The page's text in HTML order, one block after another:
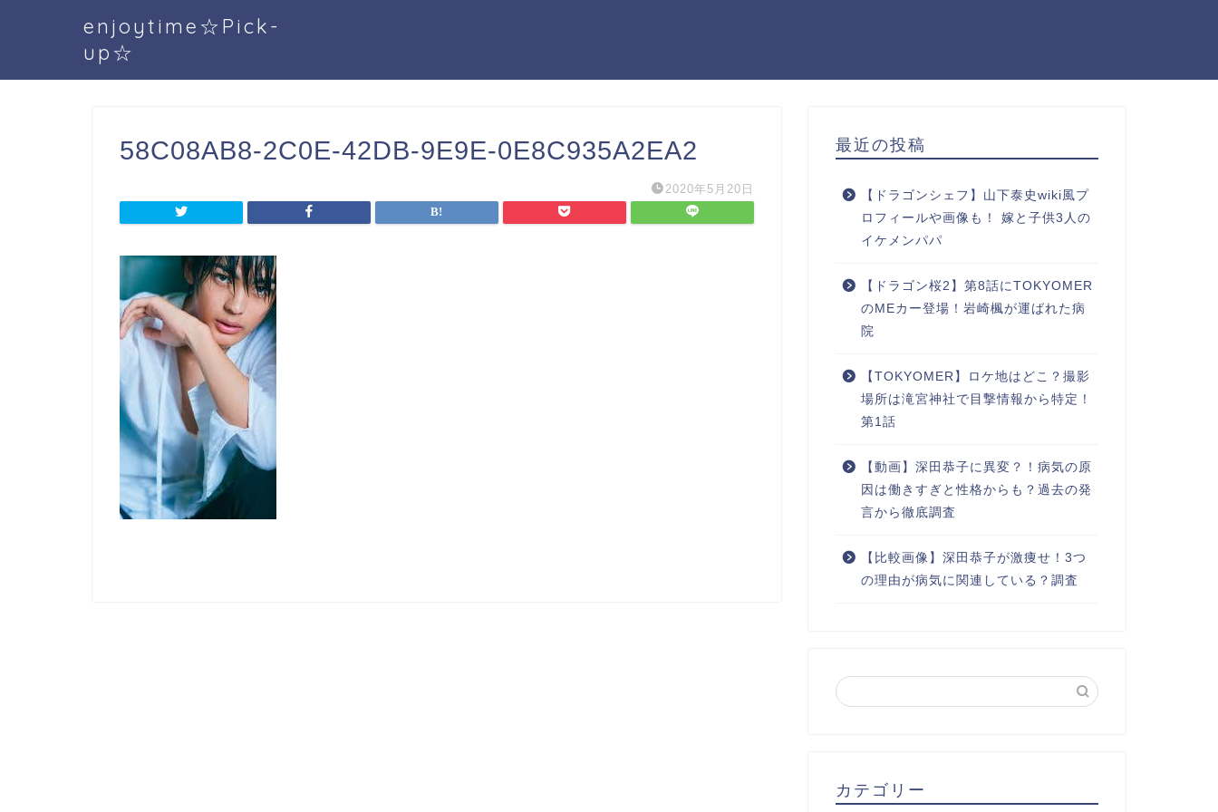
enjoytime☆Pick-
up☆
58C08AB8-2C0E-42DB-9E9E-0E8C935A2EA2
2020年5月20日
最近の投稿
【ドラゴンシェフ】山下泰史wiki風プ
ロフィールや画像も！ 嫁と子供3人の
イケメンパパ
【ドラゴン桜2】第8話にTOKYOMER
のMEカー登場！岩崎楓が運ばれた病
院
【TOKYOMER】ロケ地はどこ？撮影
場所は滝宮神社で目撃情報から特定！
第1話
【動画】深田恭子に異変？！病気の原
因は働きすぎと性格からも？過去の発
言から徹底調査
【比較画像】深田恭子が激痩せ！3つ
の理由が病気に関連している？調査
カテゴリー